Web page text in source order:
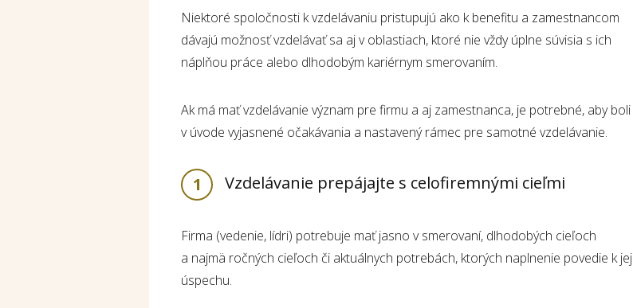
Niektoré spoločnosti k vzdelávaniu pristupujú ako k benefitu a zamestnancom
dávajú možnosť vzdelávať sa aj v oblastiach, ktoré nie vždy úplne súvisia s ich
náplňou práce alebo dlhodobým kariérnym smerovaním.
Ak má mať vzdelávanie význam pre firmu a aj zamestnanca, je potrebné, aby boli
v úvode vyjasnené očakávania a nastavený rámec pre samotné vzdelávanie.
1 Vzdelávanie prepájajte s celofiremnými cieľmi
Firma (vedenie, lídri) potrebuje mať jasno v smerovaní, dlhodobých cieľoch
a najmä ročných cieľoch či aktuálnych potrebách, ktorých naplnenie povedie k jej
úspechu.